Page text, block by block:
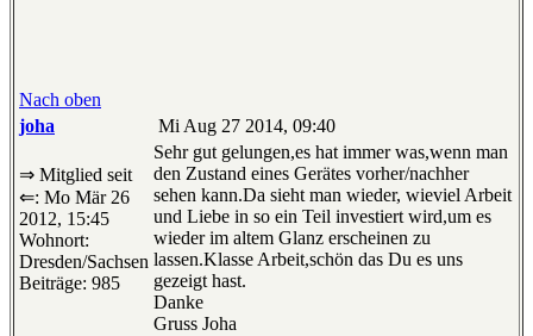
Nach oben
joha
Mi Aug 27 2014, 09:40
⇒ Mitglied seit
⇐: Mo Mär 26
2012, 15:45
Wohnort:
Dresden/Sachsen
Beiträge: 985
Sehr gut gelungen,es hat immer was,wenn man
den Zustand eines Gerätes vorher/nachher
sehen kann.Da sieht man wieder, wieviel Arbeit
und Liebe in so ein Teil investiert wird,um es
wieder im altem Glanz erscheinen zu
lassen.Klasse Arbeit,schön das Du es uns
gezeigt hast.
Danke
Gruss Joha